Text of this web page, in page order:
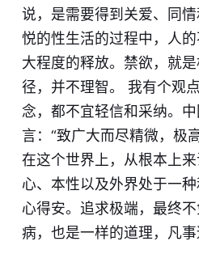
说，是需要得到关爱、同
悦的性生活的过程中，人
大程度的释放。禁欲，就
径，并不理智。 我有个观
念，都不宜轻信和采纳。
言：“致广大而尽精微，极
在这个世界上，从根本上
心、本性以及外界处于一
心得安。追求极端，最终
病，也是一样的道理，凡事